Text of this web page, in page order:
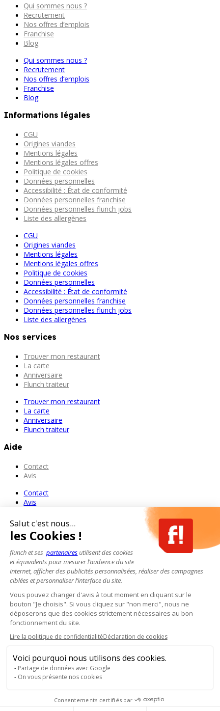
Qui sommes nous ?
Recrutement
Nos offres d’emplois
Franchise
Blog
Qui sommes nous ?
Recrutement
Nos offres d’emplois
Franchise
Blog
Informations légales
CGU
Origines viandes
Mentions légales
Mentions légales offres
Politique de cookies
Données personnelles
Accessibilité : État de conformité
Données personnelles franchise
Données personnelles flunch jobs
Liste des allergènes
CGU
Origines viandes
Mentions légales
Mentions légales offres
Politique de cookies
Données personnelles
Accessibilité : État de conformité
Données personnelles franchise
Données personnelles flunch jobs
Liste des allergènes
Nos services
Trouver mon restaurant
La carte
Anniversaire
Flunch traiteur
Trouver mon restaurant
La carte
Anniversaire
Flunch traiteur
Aide
Contact
Avis
Contact
Avis
Pour votre santé, mangez au moins cinq fruits et légumes par jour.
Salut c'est nous...
les Cookies !
flunch et ses partenairesutilisent des cookies
et équivalents pour mesurer l’audience du site
internet, afficher des publicités personnalisées, réaliser des campagnes
ciblées et personnaliser l’interface du site.
Vous pouvez changer d'avis à tout moment en cliquant sur le
bouton "Je choisis". Si vous cliquez sur "non merci", nous ne
déposerons que des cookies strictement nécessaires au bon
fonctionnement du site.
Lire la politique de confidentialitéDéclaration de cookies
Voici pourquoi nous utilisons des cookies.
Partage de données avec Google
On vous présente nos cookies
Consentements certifiés par